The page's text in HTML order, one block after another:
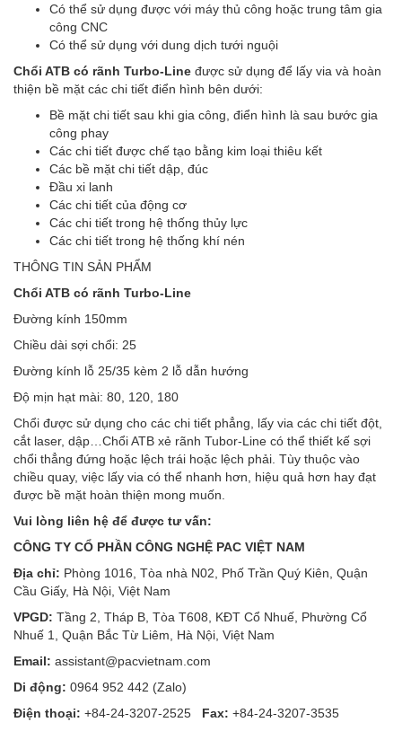
Có thể sử dụng được với máy thủ công hoặc trung tâm gia
công CNC
Có thể sử dụng với dung dịch tưới nguội
Chổi ATB có rãnh Turbo-Line được sử dụng để lấy via và hoàn
thiện bề mặt các chi tiết điển hình bên dưới:
Bề mặt chi tiết sau khi gia công, điển hình là sau bước gia
công phay
Các chi tiết được chế tạo bằng kim loại thiêu kết
Các bề mặt chi tiết dập, đúc
Đầu xi lanh
Các chi tiết của động cơ
Các chi tiết trong hệ thống thủy lực
Các chi tiết trong hệ thống khí nén
THÔNG TIN SẢN PHẨM
Chổi ATB có rãnh Turbo-Line
Đường kính 150mm
Chiều dài sợi chổi: 25
Đường kính lỗ 25/35 kèm 2 lỗ dẫn hướng
Độ mịn hạt mài: 80, 120, 180
Chổi được sử dụng cho các chi tiết phẳng, lấy via các chi tiết đột,
cắt laser, dập…Chổi ATB xẻ rãnh Tubor-Line có thể thiết kế sợi
chổi thẳng đứng hoặc lệch trái hoặc lệch phải. Tùy thuộc vào
chiều quay, việc lấy via có thể nhanh hơn, hiệu quả hơn hay đạt
được bề mặt hoàn thiện mong muốn.
Vui lòng liên hệ để được tư vấn:
CÔNG TY CỔ PHẦN CÔNG NGHỆ PAC VIỆT NAM
Địa chỉ: Phòng 1016, Tòa nhà N02, Phố Trần Quý Kiên, Quận
Cầu Giấy, Hà Nội, Việt Nam
VPGD: Tầng 2, Tháp B, Tòa T608, KĐT Cổ Nhuế, Phường Cổ
Nhuế 1, Quận Bắc Từ Liêm, Hà Nội, Việt Nam
Email: assistant@pacvietnam.com
Di động: 0964 952 442 (Zalo)
Điện thoại: +84-24-3207-2525 Fax: +84-24-3207-3535